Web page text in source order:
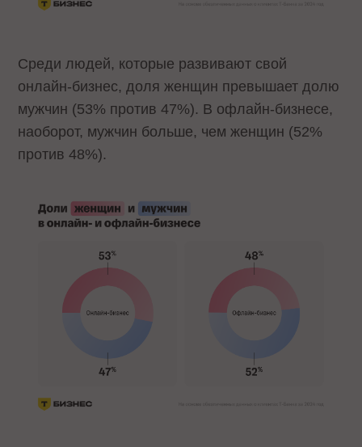
Среди людей, которые развивают свой
онлайн-бизнес, доля женщин превышает долю
мужчин (53% против 47%). В офлайн-бизнесе,
наоборот, мужчин больше, чем женщин (52%
против 48%).